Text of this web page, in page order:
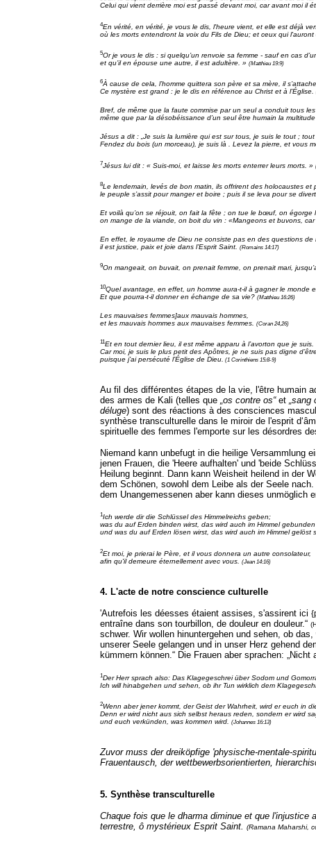
Celui qui vient derrière moi est passé devant moi, car avant moi il
4En vérité, en vérité, je vous le dis, l'heure vient, et elle est déjà
où les morts entendront la voix du Fils de Dieu; et ceux qui l'auront
5Or je vous le dis : si quelqu’un renvoie sa femme - sauf en cas
et qu’il en épouse une autre, il est adultère. » (Matthieu 19:9)
6À cause de cela, l’homme quittera son père et sa mère, il
Ce mystère est grand : je le dis en référence au Christ et à l’Église.
Bref, de même que la faute commise par un seul a conduit tous
même que par la désobéissance d’un seul être humain la
Jésus a dit : „Je suis la lumière qui est sur tous, je suis le tout ;
Fendez du bois (un morceau), je suis là . Levez la pierre, et vous
7Jésus lui dit : « Suis-moi, et laisse les morts enterrer leurs morts. »
8Le lendemain, levés de bon matin, ils offrirent des holocaustes et
le peuple s’assit pour manger et boire ; puis il se leva pour se
Et voilà qu’on se réjouit, on fait la fête ; on tue le bœuf, on égorge
on mange de la viande, on boit du vin : «Mangeons et buvons,
En effet, le royaume de Dieu ne consiste pas en des questions de
il est justice, paix et joie dans l’Esprit Saint.
(Romains 14:17)
9On mangeait, on buvait, on prenait femme, on prenait mari,
10Quel avantage, en effet, un homme aura-t-il à gagner le monde
Et que pourra-t-il donner en échange de sa vie? (Matthieu 16:26)
Les mauvaises femmes]aux mauvais hommes,
et les mauvais hommes aux mauvaises femmes.
(Coran 24,26)
11Et en tout dernier lieu, il est même apparu à l’avorton que je suis.
Car moi, je suis le plus petit des Apôtres, je ne suis pas digne
puisque j’ai persécuté l’Église de Dieu. (1 Corinthiens 15:8-9)
Au fil des différentes étapes de la vie, l'être humain
des armes de Kali (telles que „os contre os“ et
déluge) sont des réactions à des consciences
synthèse transculturelle dans le miroir de l'esprit
spirituelle des femmes l'emporte sur les désordres
Niemand kann unbefugt in die heilige Versammlung
jenen Frauen, die 'Heere aufhalten' und 'beide
Heilung beginnt. Dann kann Weisheit heilend in der
dem Schönen, sowohl dem Leibe als der Seele
dem Unangemessenen aber kann dieses unmöglich
1Ich werde dir die Schlüssel des Himmelreichs geben;
was du auf Erden binden wirst, das wird auch im Himmel
und was du auf Erden lösen wirst, das wird auch im Himmel gelöst
2Et moi, je prierai le Père, et il vous donnera un autre consolateur,
afin qu'il demeure éternellement avec vous.
(Jean 14:16)
4. L'acte de notre conscience culturelle
'Autrefois les déesses étaient assises, s'assirent ici
entraîne dans son tourbillon, de douleur en douleur.“
schwer. Wir wollen hinuntergehen und sehen, ob
unserer Seele gelangen und in unser Herz gehend
kümmern können.“ Die Frauen aber sprachen:
1Der Herr sprach also: Das Klagegeschrei über Sodom und
Ich will hinabgehen und sehen, ob ihr Tun wirklich dem
2Wenn aber jener kommt, der Geist der Wahrheit, wird er euch in
Denn er wird nicht aus sich selbst heraus reden, sondern er wird
und euch verkünden, was kommen wird.
(Johannes 16:13)
Zuvor muss der dreiköpfige 'physische-mentale-
Frauentausch, der wettbewerbsorientierten,
5. Synthèse transculturelle
Chaque fois que le dharma diminue et que
terrestre, ô mystérieux Esprit Saint. (Ramana Maharshi,